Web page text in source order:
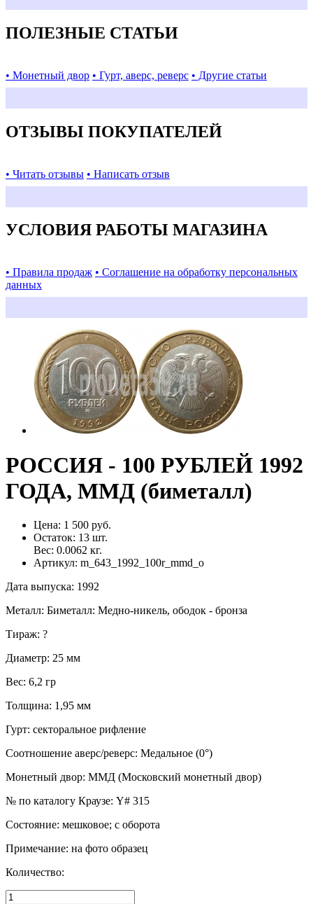
ПОЛЕЗНЫЕ СТАТЬИ
• Монетный двор • Гурт, аверс, реверс • Другие статьи
ОТЗЫВЫ ПОКУПАТЕЛЕЙ
• Читать отзывы • Написать отзыв
УСЛОВИЯ РАБОТЫ МАГАЗИНА
• Правила продаж • Соглашение на обработку персональных
данных
РОССИЯ - 100 РУБЛЕЙ 1992
ГОДА, MМД (биметалл)
Цена: 1 500 руб.
Остаток: 13 шт.
Вес: 0.0062 кг.
Артикул: m_643_1992_100r_mmd_o
Дата выпуска: 1992
Металл: Биметалл: Медно-никель, ободок - бронза
Тираж: ?
Диаметр: 25 мм
Вес: 6,2 гр
Толщина: 1,95 мм
Гурт: секторальное рифление
Соотношение аверс/реверс: Медальное (0°)
Монетный двор: ММД (Московский монетный двор)
№ по каталогу Краузе: Y# 315
Состояние: мешковое; с оборота
Примечание: на фото образец
Количество: